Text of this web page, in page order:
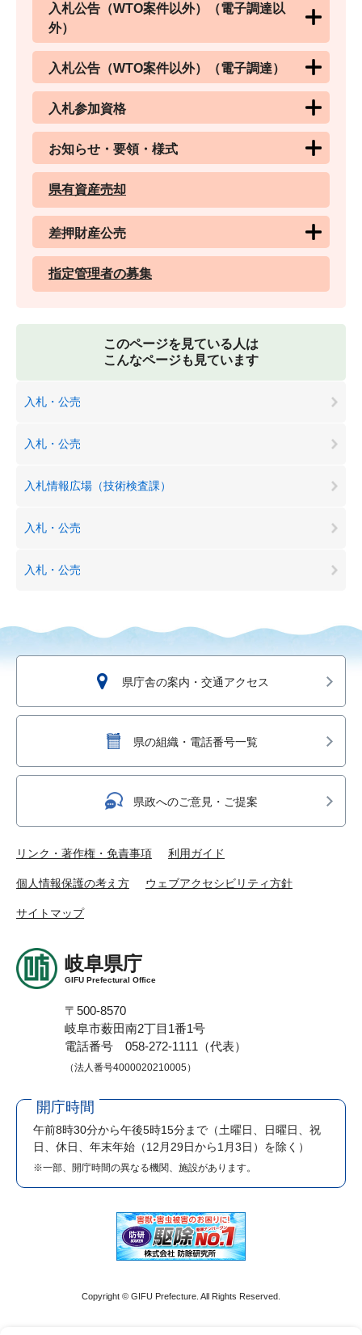
入札公告（WTO案件以外）（電子調達以
外）
入札公告（WTO案件以外）（電子調達）
入札参加資格
お知らせ・要領・様式
県有資産売却
差押財産公売
指定管理者の募集
このページを見ている人は
こんなページも見ています
入札・公売
入札・公売
入札情報広場（技術検査課）
入札・公売
入札・公売
県庁舎の案内・交通アクセス
県の組織・電話番号一覧
県政へのご意見・ご提案
リンク・著作権・免責事項 利用ガイド
個人情報保護の考え方 ウェブアクセシビリティ方針
サイトマップ
岐阜県庁
GIFU Prefectural Office
〒500-8570
岐阜市薮田南2丁目1番1号
電話番号 058-272-1111（代表）
（法人番号4000020210005）
開庁時間
午前8時30分から午後5時15分まで （土曜日、日曜日、祝
日、休日、年末年始（12月29日から1月3日）を除く）
※一部、開庁時間の異なる機関、施設があります。
Copyright © GIFU Prefecture. All Rights Reserved.